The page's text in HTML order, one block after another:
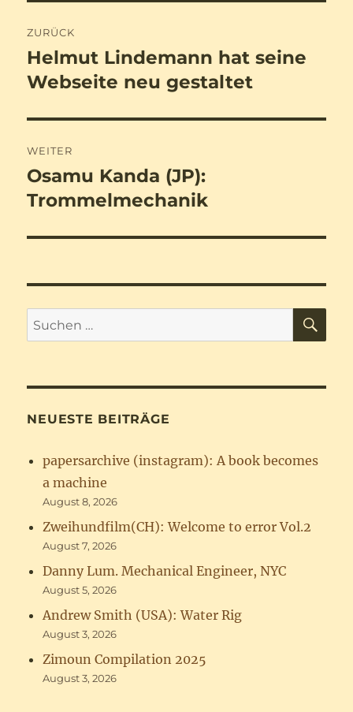
ZURÜCK
Vorheriger
Beitrag:
Helmut Lindemann hat seine
Webseite neu gestaltet
WEITER
Nächster
Beitrag:
Osamu Kanda (JP):
Trommelmechanik
Suchen
nach:
NEUESTE BEITRÄGE
papersarchive (instagram): A book becomes
a machine
August 8, 2026
Zweihundfilm(CH): Welcome to error Vol.2
August 7, 2026
Danny Lum. Mechanical Engineer, NYC
August 5, 2026
Andrew Smith (USA): Water Rig
August 3, 2026
Zimoun Compilation 2025
August 3, 2026